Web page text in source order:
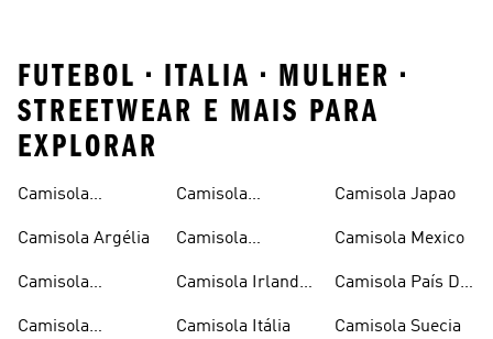
FUTEBOL • ITALIA • MULHER •
STREETWEAR E MAIS PARA
EXPLORAR
Camisola
Camisola Argélia
Camisola
Camisola
Camisola
Camisola
Camisola Irlanda
Camisola Itália
Camisola Japao
Camisola Mexico
Camisola País De
Camisola Suecia